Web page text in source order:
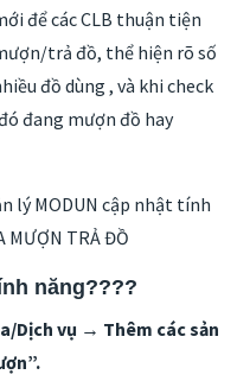
để các CLB thuận tiện
trả đồ, thể hiện rõ số
đồ dùng , và khi check
đang mượn đồ hay
lý MODUN cập nhật tính
MƯỢN TRẢ ĐỒ
năng????
Dịch vụ → Thêm các sản